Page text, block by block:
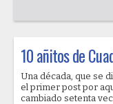
10 añitos de
Una década, que se
el primer post por
cambiado setenta